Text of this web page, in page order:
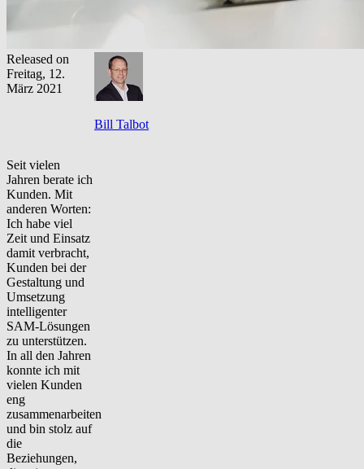
Released on
Freitag, 12.
März 2021
Bill Talbot
Seit vielen
Jahren berate ich
Kunden. Mit
anderen Worten:
Ich habe viel
Zeit und Einsatz
damit verbracht,
Kunden bei der
Gestaltung und
Umsetzung
intelligenter
SAM-Lösungen
zu unterstützen.
In all den Jahren
konnte ich mit
vielen Kunden
eng
zusammenarbeiten
und bin stolz auf
die
Beziehungen,